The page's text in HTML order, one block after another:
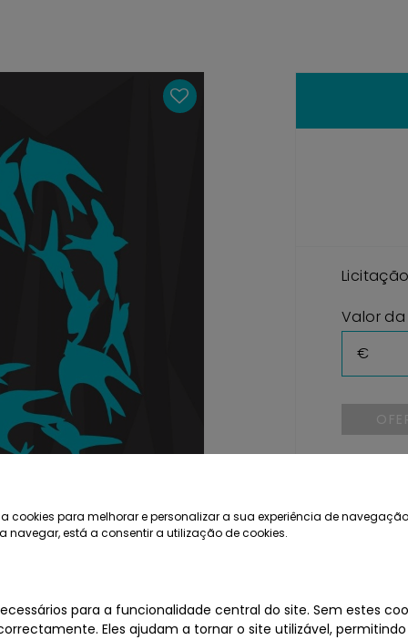
cookies para melhorar e personalizar a sua experiência de
navegar, está a consentir a utilização de cookies.
para a funcionalidade central do site. Sem estes
Eles ajudam a tornar o site utilizável,
Valor
€
Valor: